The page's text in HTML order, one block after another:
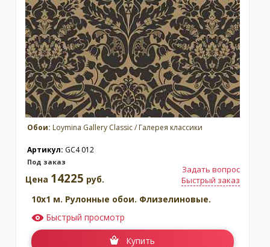
Обои: Loymina Gallery Classic / Галерея классики
Артикул: GC4 012
Под заказ
Задать вопрос
Быстрый заказ
Цена 14225 руб.
10x1 м. Рулонные обои. Флизелиновые.
Быстрый просмотр
Купить